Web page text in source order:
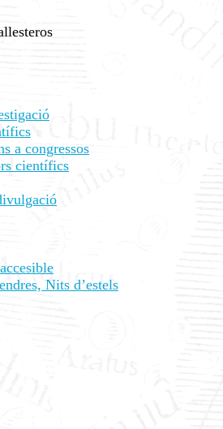
a congressos
científics
Nits d’estels